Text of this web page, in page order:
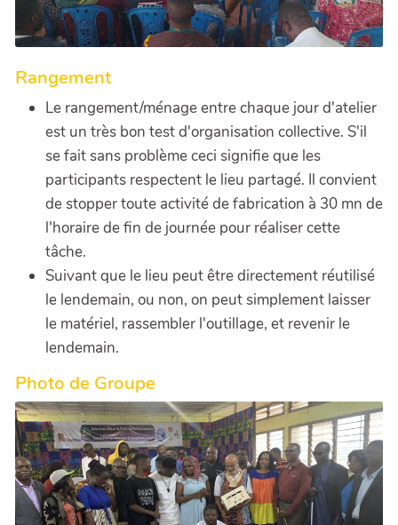
Rangement
Le rangement/ménage entre chaque jour d'atelier
est un très bon test d'organisation collective. S'il
se fait sans problème ceci signifie que les
participants respectent le lieu partagé. Il convient
de stopper toute activité de fabrication à 30 mn de
l'horaire de fin de journée pour réaliser cette
tâche.
Suivant que le lieu peut être directement réutilisé
le lendemain, ou non, on peut simplement laisser
le matériel, rassembler l'outillage, et revenir le
lendemain.
Photo de Groupe